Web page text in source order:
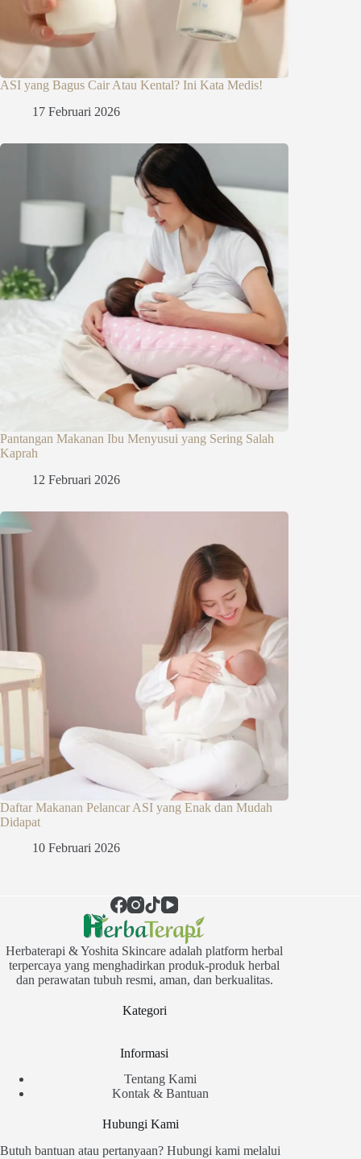
ASI yang Bagus Cair Atau Kental? Ini Kata Medis!
17 Februari 2026
Pantangan Makanan Ibu Menyusui yang Sering Salah
Kaprah
12 Februari 2026
Daftar Makanan Pelancar ASI yang Enak dan Mudah
Didapat
10 Februari 2026
Herbaterapi & Yoshita Skincare adalah platform herbal
terpercaya yang menghadirkan produk-produk herbal
dan perawatan tubuh resmi, aman, dan berkualitas.
Kategori
Informasi
Tentang Kami
Kontak & Bantuan
Hubungi Kami
Butuh bantuan atau pertanyaan? Hubungi kami melalui